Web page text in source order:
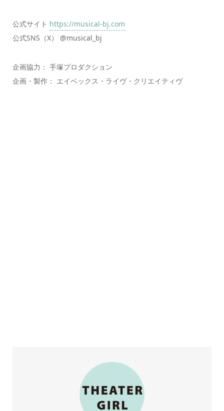
公式サイト https://musical-bj.com
公式SNS（X） @musical_bj
企画協力： 手塚プロダクション
企画・製作： エイベックス・ライヴ・クリエイティヴ